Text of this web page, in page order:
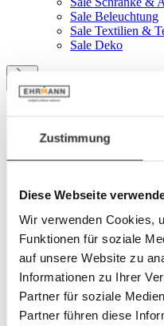
Zustimmung
Diese Webseite
Wir verwenden Cookies,
Funktionen für soziale
auf unsere Website zu
Informationen zu Ihrer
Partner für soziale
Partner führen diese
Sale Beleuchtung
Sale Textilien &
Sale Deko
Menü
Ihr Konto
Textilien & Teppiche
Wohndecken & Plaids
Plaids